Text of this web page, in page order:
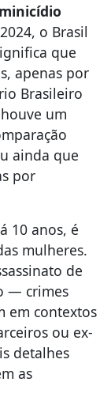
o Brasil
que
apenas por
Brasileiro
um
ainda que
por
10 anos, é
mulheres.
de
— crimes
em contextos
ou ex-
detalhes
as